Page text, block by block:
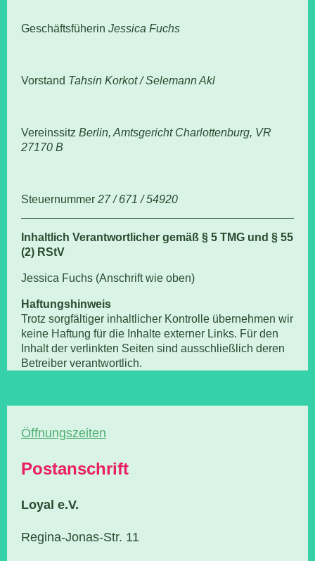
Geschäftsfüherin Jessica Fuchs
Vorstand Tahsin Korkot / Selemann Akl
Vereinssitz Berlin, Amtsgericht Charlottenburg, VR
27170 B
Steuernummer 27 / 671 / 54920
Inhaltlich Verantwortlicher gemäß § 5 TMG und § 55
(2) RStV
Jessica Fuchs (Anschrift wie oben)
Haftungshinweis
Trotz sorgfältiger inhaltlicher Kontrolle übernehmen wir
keine Haftung für die Inhalte externer Links. Für den
Inhalt der verlinkten Seiten sind ausschließlich deren
Betreiber verantwortlich.
Öffnungszeiten
Postanschrift
Loyal e.V.
Regina-Jonas-Str. 11